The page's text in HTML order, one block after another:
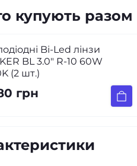
купують разом
Bi-Led лінзи
BL 3.0" R-10 60W
(2 шт.)
грн